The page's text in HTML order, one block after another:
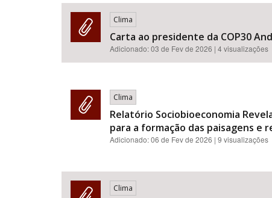
Clima
Carta ao presidente da COP30
Adicionado:03 de Fev de 2026 | 4 visualizações
Clima
Relatório Sociobioeconomia
para a formação das paisagens e
Adicionado:06 de Fev de 2026 | 9 visualizações
Clima